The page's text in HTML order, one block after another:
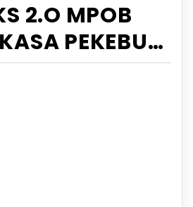
2.O MPOB
PEKEBUN
KECIL